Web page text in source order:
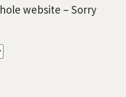
website – Sorry